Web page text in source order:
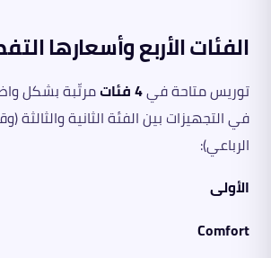
الفئات الأربع وأسعارها
توريس متاحة في4 فئات
مرتّبة بشكل
في التجهيزات بين الفئة الثانية والثالثة
الرباعي):
الأولى
Comfort